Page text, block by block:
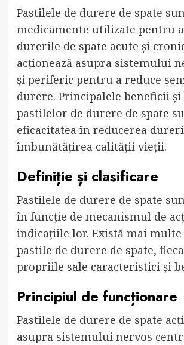
Pastilele de durere de spate
medicamente utilizate pentru
durerile de spate acute și
acționează asupra sistemului
și periferic pentru a reduce
durere. Principalele beneficii și
pastilelor de durere de spate
eficacitatea în reducerea
îmbunătățirea calității vieții.
Definiție și clasificare
Pastilele de durere de spate
în funcție de mecanismul de
indicațiile lor. Există mai
pastile de durere de spate,
propriile sale caracteristici și
Principiul de funcționare
Pastilele de durere de spate
asupra sistemului nervos